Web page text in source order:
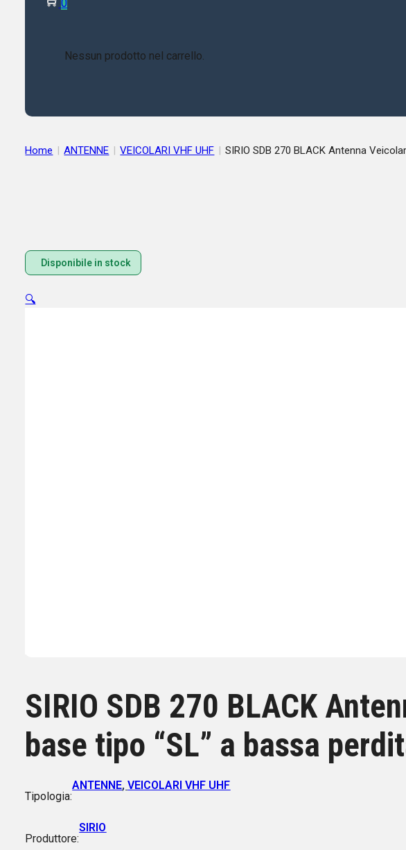
0
Nessun prodotto nel carrello.
Home | ANTENNE | VEICOLARI VHF UHF | SIRIO SDB 270 BLACK Antenna
Disponibile in stock
🔍
SIRIO SDB 270 BLACK
base tipo “SL” a bassa
Tipologia:
ANTENNE,VEICOLARI VHF UHF
Produttore:
SIRIO